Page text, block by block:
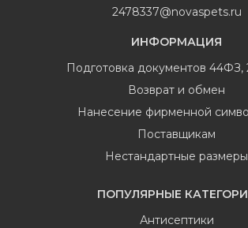
2478337@novaspets.ru
ИНФОРМАЦИЯ
Подготовка документов 44ФЗ,
Возврат и обмен
Нанесение фирменной
Поставщикам
Нестандартные размеры
ПОПУЛЯРНЫЕ
Антисептики